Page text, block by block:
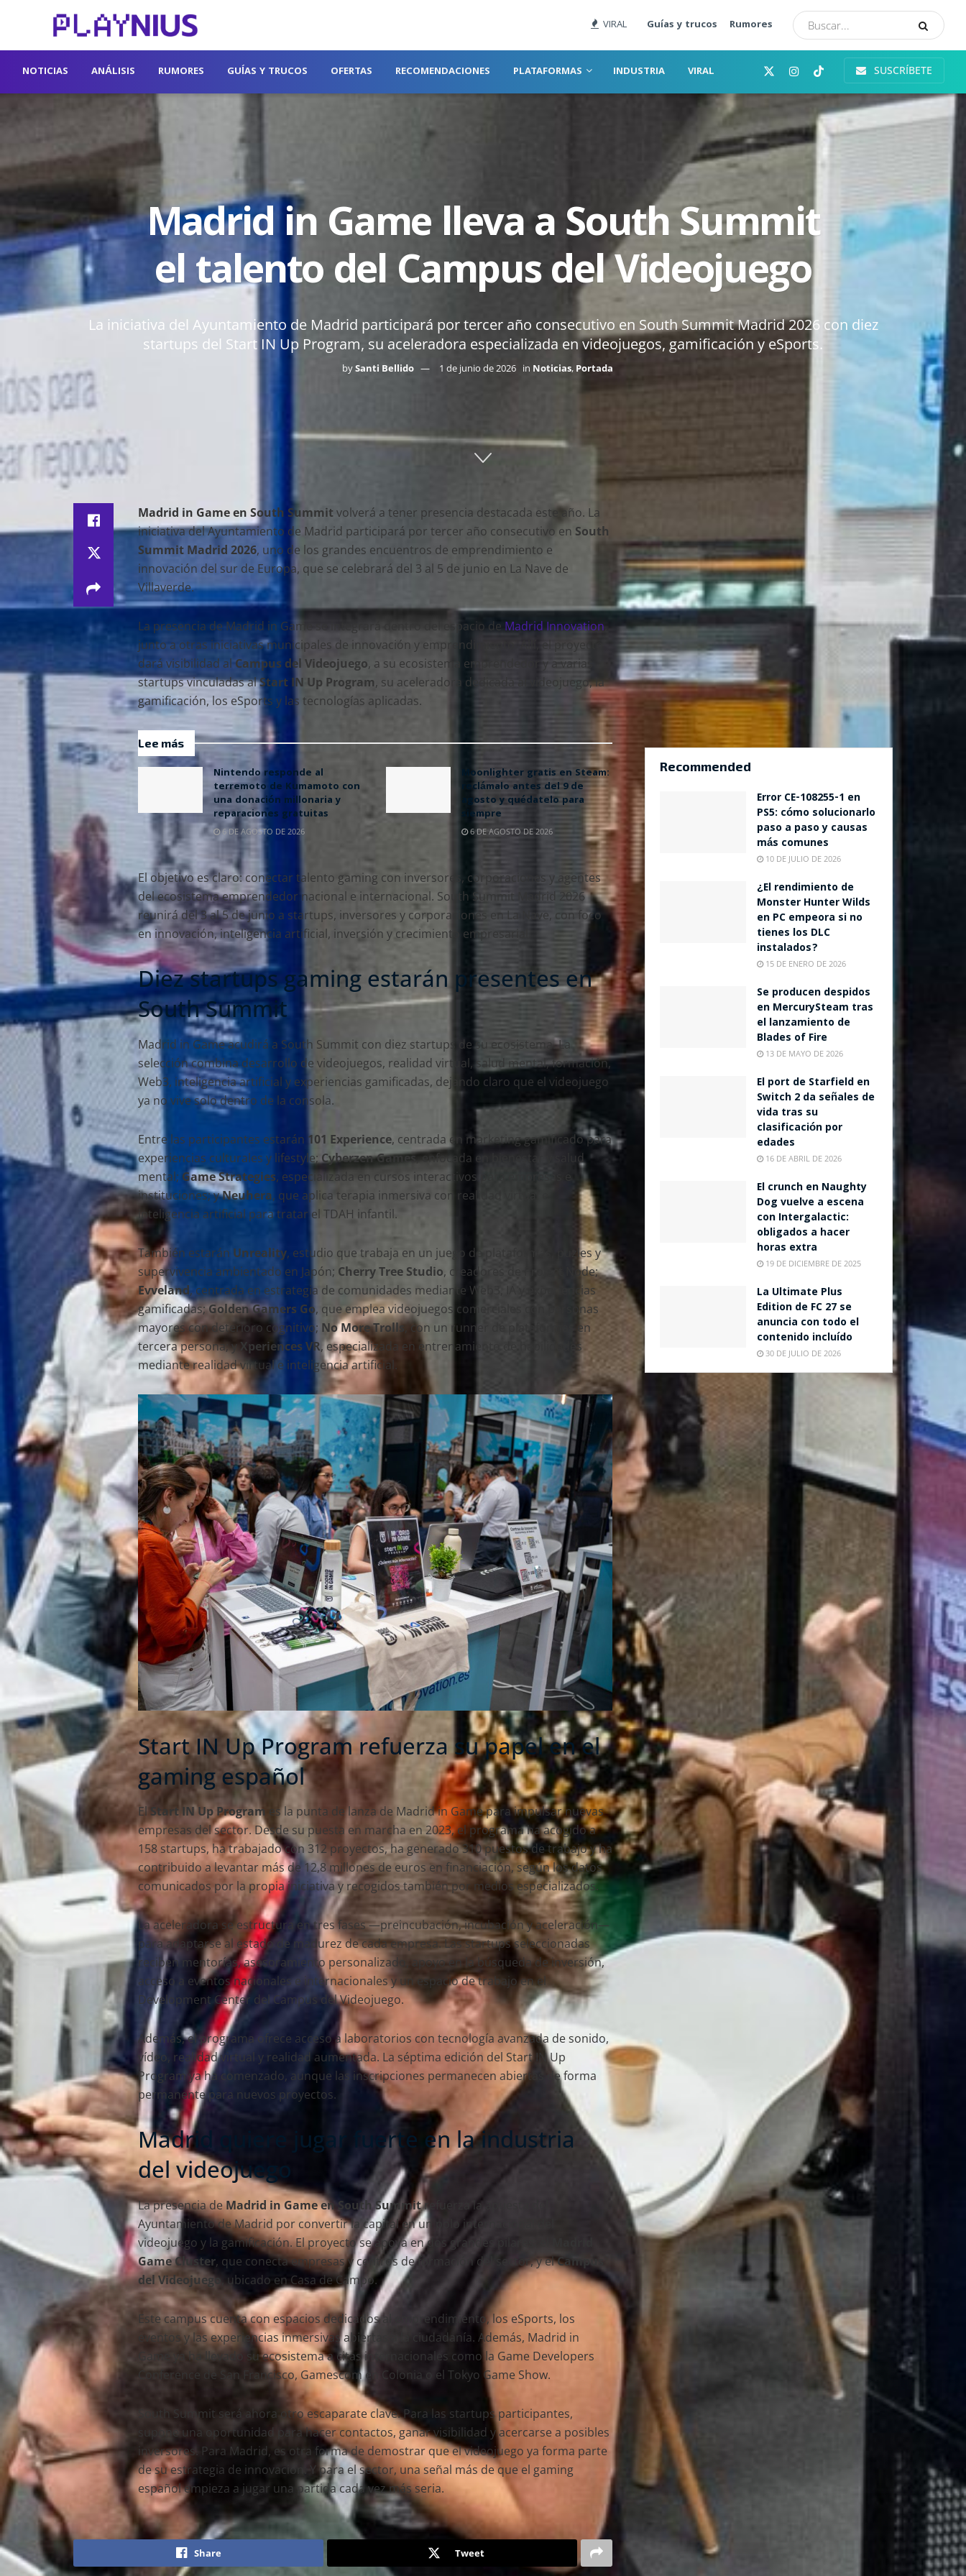
VIRAL Guías y trucos Rumores
NOTICIAS ANÁLISIS RUMORES GUÍAS Y TRUCOS OFERTAS RECOMENDACIONES PLATAFORMAS INDUSTRIA VIRAL SUSCRÍBETE
Madrid in Game lleva a South Summit
el talento del Campus del Videojuego
La iniciativa del Ayuntamiento de Madrid participará por tercer año consecutivo en South Summit Madrid 2026 con diez
startups del Start IN Up Program, su aceleradora especializada en videojuegos, gamificación y eSports.
bySanti Bellido 1 de junio de 2026 in Noticias, Portada
Madrid in Game en South Summit volverá a tener presencia destacada este año. La
iniciativa del Ayuntamiento de Madrid participará por tercer año consecutivo en South
Summit Madrid 2026, uno de los grandes encuentros de emprendimiento e
innovación del sur de Europa, que se celebrará del 3 al 5 de junio en La Nave de
Villaverde.
La presencia de Madrid in Game se integrará dentro del espacio de Madrid Innovation,
junto a otras iniciativas municipales de innovación y emprendimiento. Allí, el proyecto
dará visibilidad al Campus del Videojuego, a su ecosistema emprendedor y a varias
startups vinculadas alStart IN Up Program, su aceleradora dedicada al videojuego, la
gamificación, los eSports y las tecnologías aplicadas.
Lee más
Nintendo responde al
terremoto de Kumamoto con
una donación millonaria y
reparaciones gratuitas
6 DE AGOSTO DE 2026
Moonlighter gratis en Steam:
reclámalo antes del 9 de
agosto y quédatelo para
siempre
6 DE AGOSTO DE 2026
El objetivo es claro: conectar talento gaming con inversores, corporaciones y agentes
del ecosistema emprendedor nacional e internacional. South Summit Madrid 2026
reunirá del 3 al 5 de junio a startups, inversores y corporaciones en La Nave, con foco
en innovación, inteligencia artificial, inversión y crecimiento empresarial.
Diez startups gaming estarán presentes en
South Summit
Madrid in Game acudirá a South Summit con diez startups de su ecosistema. La
selección combina desarrollo de videojuegos, realidad virtual, salud mental, formación,
Web3, inteligencia artificial y experiencias gamificadas, dejando claro que el videojuego
ya no vive solo dentro de la consola.
Entre las participantes estarán 101 Experience, centrada en marketing gamificado para
experiencias culturales y lifestyle; Cyberzen Games, enfocada en bienestar y salud
mental; Game Strategies, especializada en cursos interactivos para empresas e
instituciones; yNeuhera, que aplica terapia inmersiva con realidad virtual e
inteligencia artificial para tratar el TDAH infantil.
También estarán Unreality, estudio que trabaja en un juego de plataformas, puzles y
supervivencia ambientado en Japón; Cherry Tree Studio, creadores de Project Node;
Evveland, centrada en estrategia de comunidades mediante Web3, IA y experiencias
gamificadas;Golden Gamers Go, que emplea videojuegos comerciales con personas
mayores con deterioro cognitivo; No More Trolls, con un runner de plataformas en
tercera persona; yXperiences VR, especializada en entrenamiento de habilidades
mediante realidad virtual e inteligencia artificial.
Start IN Up Program refuerza su papel en el
gaming español
El Start IN Up Program es la punta de lanza de Madrid in Game para impulsar nuevas
empresas del sector. Desde su puesta en marcha en 2023, el programa ha acogido a
158 startups, ha trabajado con 312 proyectos, ha generado 310 puestos de trabajo y ha
contribuido a levantar más de 12,8 millones de euros en financiación, según los datos
comunicados por la propia iniciativa y recogidos también por medios especializados.
La aceleradora se estructura en tres fases —preincubación, incubación y aceleración—
para adaptarse al estado de madurez de cada empresa. Las startups seleccionadas
reciben mentorías, asesoramiento personalizado, apoyo en la búsqueda de inversión,
acceso a eventos nacionales e internacionales y un espacio de trabajo en el
Development Center del Campus del Videojuego.
Además, el programa ofrece acceso a laboratorios con tecnología avanzada de sonido,
vídeo, realidad virtual y realidad aumentada. La séptima edición del Start IN Up
Program ya ha comenzado, aunque las inscripciones permanecen abiertas de forma
permanente para nuevos proyectos.
Madrid quiere jugar fuerte en la industria
del videojuego
La presencia deMadrid in Game en South Summitrefuerza la apuesta del
Ayuntamiento de Madrid por convertir la capital en un polo internacional del
videojuego y la gamificación. El proyecto se apoya en dos grandes pilares: el
Game Cluster, que conecta empresas y centros de formación del sector, y elCampus
del Videojuego, ubicado en Casa de Campo.
Este campus cuenta con espacios dedicados al emprendimiento, los eSports, los
eventos y las experiencias inmersivas abiertas a la ciudadanía. Además, Madrid in
Game ya ha llevado su ecosistema a citas internacionales como la Game Developers
Conference de San Francisco, Gamescom en Colonia o el Tokyo Game Show.
South Summit será ahora otro escaparate clave. Para las startups participantes,
supone una oportunidad para hacer contactos, ganar visibilidad y acercarse a posibles
inversores. Para Madrid, es otra forma de demostrar que el videojuego ya forma parte
de su estrategia de innovación. Y para el sector, una señal más de que el gaming
español empieza a jugar una partida cada vez más seria.
Share Tweet
Recommended
Error CE-108255-1 en
PS5: cómo solucionarlo
paso a paso y causas
más comunes
10 DE JULIO DE 2026
¿El rendimiento de
Monster Hunter Wilds
en PC empeora si no
tienes los DLC
instalados?
15 DE ENERO DE 2026
Se producen despidos
en MercurySteam tras
el lanzamiento de
Blades of Fire
13 DE MAYO DE 2026
El port de Starfield en
Switch 2 da señales de
vida tras su
clasificación por
edades
16 DE ABRIL DE 2026
El crunch en Naughty
Dog vuelve a escena
con Intergalactic:
obligados a hacer
horas extra
19 DE DICIEMBRE DE 2025
La Ultimate Plus
Edition de FC 27 se
anuncia con todo el
contenido incluído
30 DE JULIO DE 2026